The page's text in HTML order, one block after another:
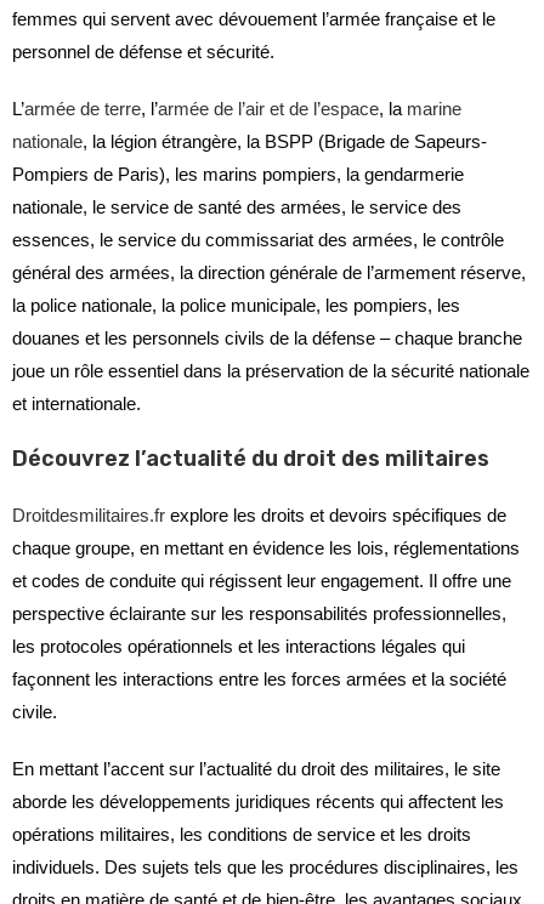
femmes qui servent avec dévouement l’armée française et le
personnel de défense et sécurité.
L’armée de terre, l’armée de l’air et de l’espace, la marine
nationale, la légion étrangère, la BSPP (Brigade de Sapeurs-
Pompiers de Paris), les marins pompiers, la gendarmerie
nationale, le service de santé des armées, le service des
essences, le service du commissariat des armées, le contrôle
général des armées, la direction générale de l’armement réserve,
la police nationale, la police municipale, les pompiers, les
douanes et les personnels civils de la défense – chaque branche
joue un rôle essentiel dans la préservation de la sécurité nationale
et internationale.
Découvrez l’actualité du droit des militaires
Droitdesmilitaires.fr explore les droits et devoirs spécifiques de
chaque groupe, en mettant en évidence les lois, réglementations
et codes de conduite qui régissent leur engagement. Il offre une
perspective éclairante sur les responsabilités professionnelles,
les protocoles opérationnels et les interactions légales qui
façonnent les interactions entre les forces armées et la société
civile.
En mettant l’accent sur l’actualité du droit des militaires, le site
aborde les développements juridiques récents qui affectent les
opérations militaires, les conditions de service et les droits
individuels. Des sujets tels que les procédures disciplinaires, les
droits en matière de santé et de bien-être, les avantages sociaux